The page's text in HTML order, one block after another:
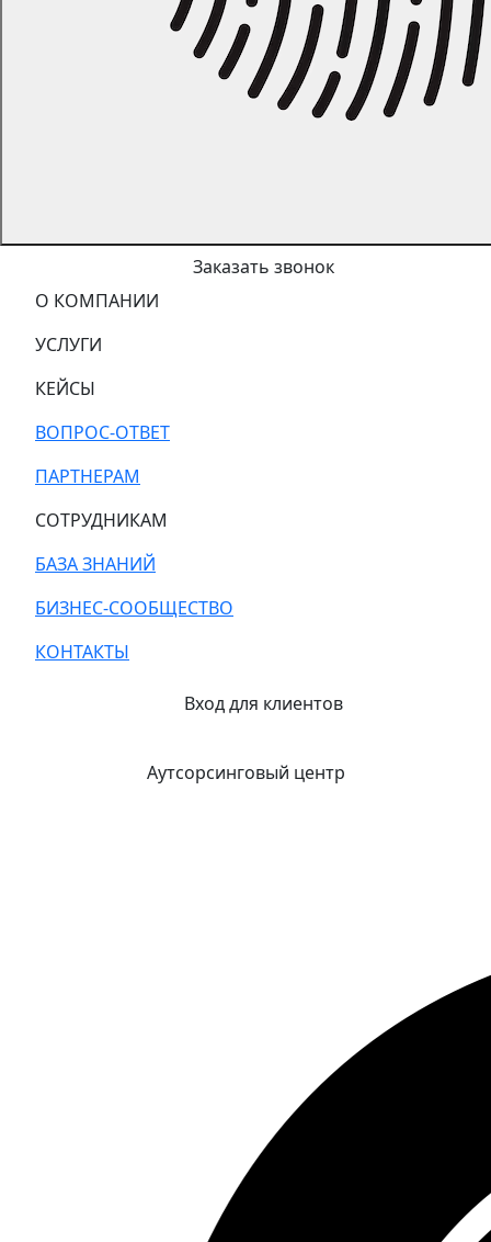
Заказать звонок
О КОМПАНИИ
УСЛУГИ
КЕЙСЫ
ВОПРОС-ОТВЕТ
ПАРТНЕРАМ
СОТРУДНИКАМ
БАЗА ЗНАНИЙ
БИЗНЕС-СООБЩЕСТВО
КОНТАКТЫ
Вход для клиентов
Аутсорсинговый центр